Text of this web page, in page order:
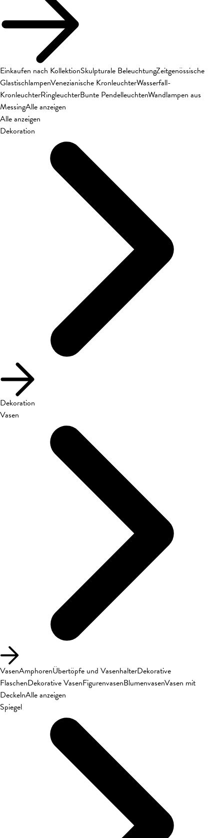
Einkaufen nach KollektionSkulpturale BeleuchtungZeitgenössische
GlastischlampenVenezianische KronleuchterWasserfall-
KronleuchterRingleuchterBunte PendelleuchtenWandlampen aus
MessingAlle anzeigen
Alle anzeigen
Dekoration
Dekoration
Vasen
VasenAmphorenÜbertöpfe und VasenhalterDekorative
FlaschenDekorative VasenFigurenvasenBlumenvasenVasen mit
DeckelnAlle anzeigen
Spiegel